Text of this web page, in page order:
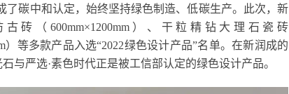
了碳中和认定，始终坚持绿色制造、低碳生产。此次，新
砖（600mm×1200mm）、干粒精钻大理石瓷砖
）等多款产品入选“2022绿色设计产品”名单。在新润成的
与严选·素色时代正是被工信部认定的绿色设计产品。